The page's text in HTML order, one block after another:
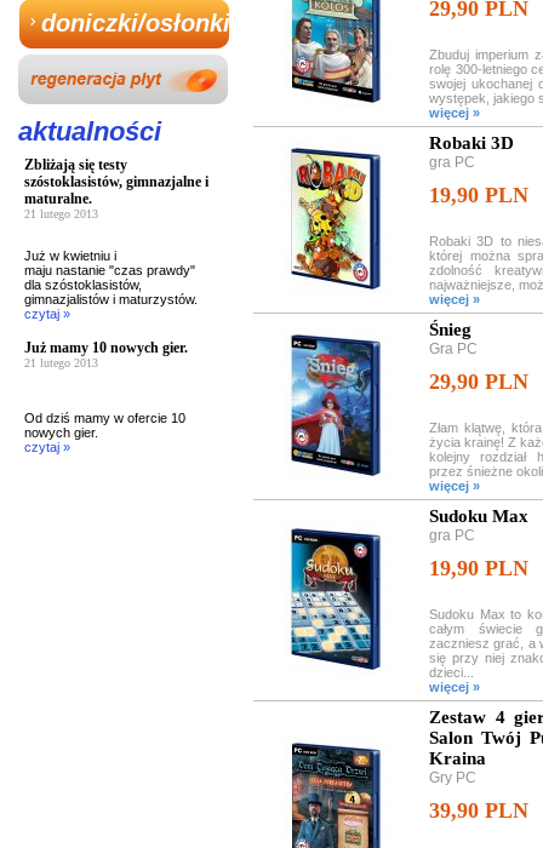
doniczki/osłonki
aktualności
Zbliżają się testy
szóstoklasistów, gimnazjalne i
maturalne.
21 lutego 2013
Już w kwietniu i
maju nastanie "czas prawdy"
dla szóstoklasistów,
gimnazjalistów i maturzystów.
czytaj »
Już mamy 10 nowych gier.
21 lutego 2013
Od dziś mamy w ofercie 10
nowych gier.
czytaj »
29,90 PLN
Zbuduj imperium
rolę 300-letniego
swojej ukochanej
występek, jakiego
więcej »
Robaki 3D
gra PC
19,90 PLN
Robaki 3D to
której można
zdolność
najważniejsze,
więcej »
Śnieg
Gra PC
29,90 PLN
Złam klątwę,
życia krainę! Z
kolejny rozdział
przez śnieżne
więcej »
Sudoku Max
gra PC
19,90 PLN
Sudoku Max to
całym świecie
zaczniesz grać, a
się przy niej
dzieci...
więcej »
Zestaw 4
Salon Twój
Kraina
Gry PC
39,90 PLN